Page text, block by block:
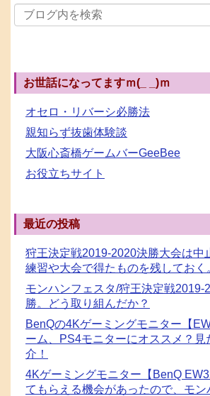
お世話になってますｍ(_ _)ｍ
オセロ・リバーシ必勝法
親知らず抜歯体験談
大阪心斎橋ゲームバーGeeBee
お役立ちサイト
最近の投稿
狩王決定戦2019-2020決勝大会は中
練習や大会で得たものを残しておく
モンハンフェスタ/狩王決定戦2019-
勝。どう取り組んだか？
BenQの4Kゲーミングモニター【
ーム、PS4モニターにオススメ？見
介！
4Kゲーミングモニター【BenQ
てもらえる機会があったので、モ